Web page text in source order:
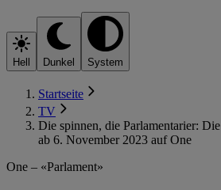
Hell Dunkel System
Startseite
TV
Die spinnen, die Parlamentarier:
ab 6. November 2023 auf One
One – «Parlament»